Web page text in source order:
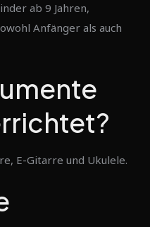
ab 9 Jahren,
Anfänger als auch
E-Gitarre und Ukulele.